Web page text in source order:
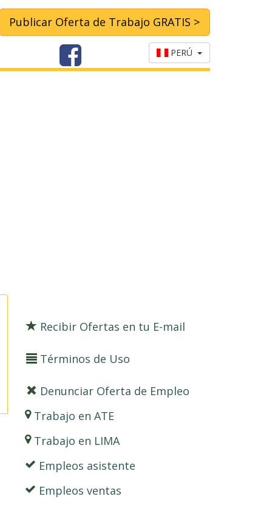
Publicar Oferta de Trabajo GRATIS >
PERÚ
Recibir Ofertas en tu E-mail
Términos de Uso
Denunciar Oferta de Empleo
Trabajo en ATE
Trabajo en LIMA
Empleos asistente
Empleos ventas